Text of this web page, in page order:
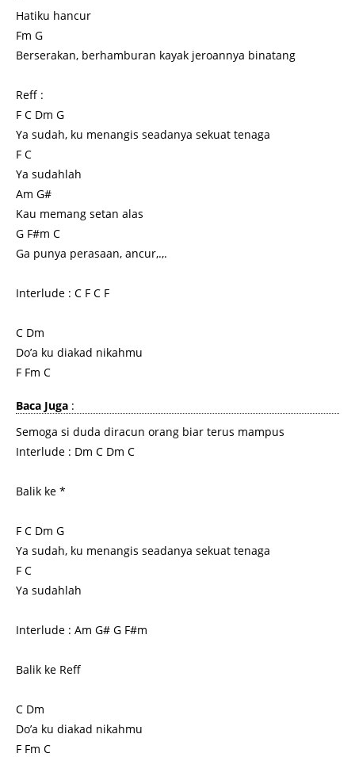
Hatiku hancur
Fm G
Berserakan, berhamburan kayak jeroannya binatang
Reff :
F C Dm G
Ya sudah, ku menangis seadanya sekuat tenaga
F C
Ya sudahlah
Am G#
Kau memang setan alas
G F#m C
Ga punya perasaan, ancur,.,.
Interlude : C F C F
C Dm
Do’a ku diakad nikahmu
F Fm C
Baca Juga :
Semoga si duda diracun orang biar terus mampus
Interlude : Dm C Dm C
Balik ke *
F C Dm G
Ya sudah, ku menangis seadanya sekuat tenaga
F C
Ya sudahlah
Interlude : Am G# G F#m
Balik ke Reff
C Dm
Do’a ku diakad nikahmu
F Fm C